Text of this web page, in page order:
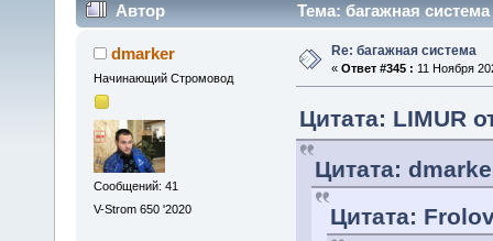
Автор Тема: багажная
dmarker
Начинающий Стромовод
Сообщений: 41
V-Strom 650 '2020
Re: багажная система
« Ответ #345 : 11 Ноября
Цитата: LIMUR
Цитата:
Цитата: